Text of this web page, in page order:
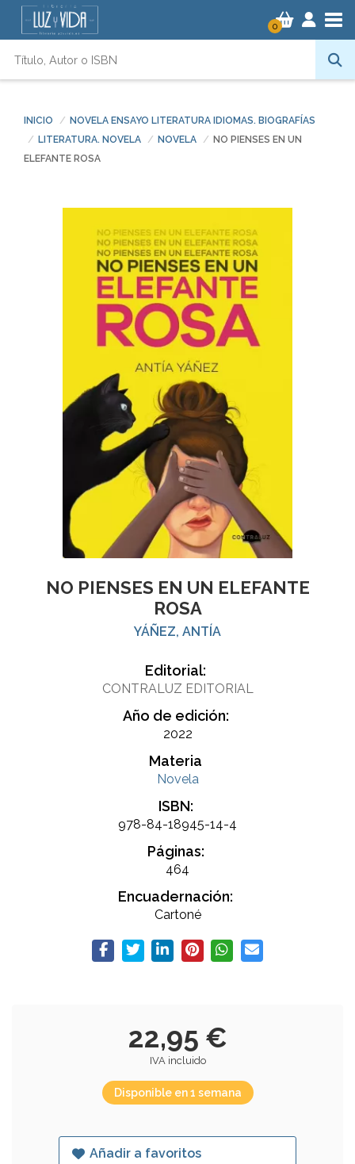
0
INICIO
NOVELA ENSAYO LITERATURA IDIOMAS. BIOGRAFÍAS
LITERATURA. NOVELA
NOVELA
NO PIENSES EN UN
ELEFANTE ROSA
NO PIENSES EN UN ELEFANTE
ROSA
YÁÑEZ, ANTÍA
Editorial:
CONTRALUZ EDITORIAL
Año de edición:
2022
Materia
Novela
ISBN:
978-84-18945-14-4
Páginas:
464
Encuadernación:
Cartoné
22,95 €
IVA incluido
Disponible en 1 semana
Añadir a favoritos